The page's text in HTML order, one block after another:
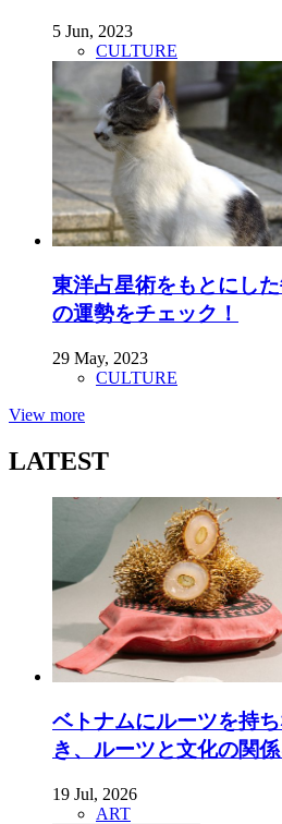
5 Jun, 2023
CULTURE
東洋占星術をもとにし
の運勢をチェック！
29 May, 2023
CULTURE
View more
LATEST
ベトナムにルーツを持
き、ルーツと文化の関
19 Jul, 2026
ART